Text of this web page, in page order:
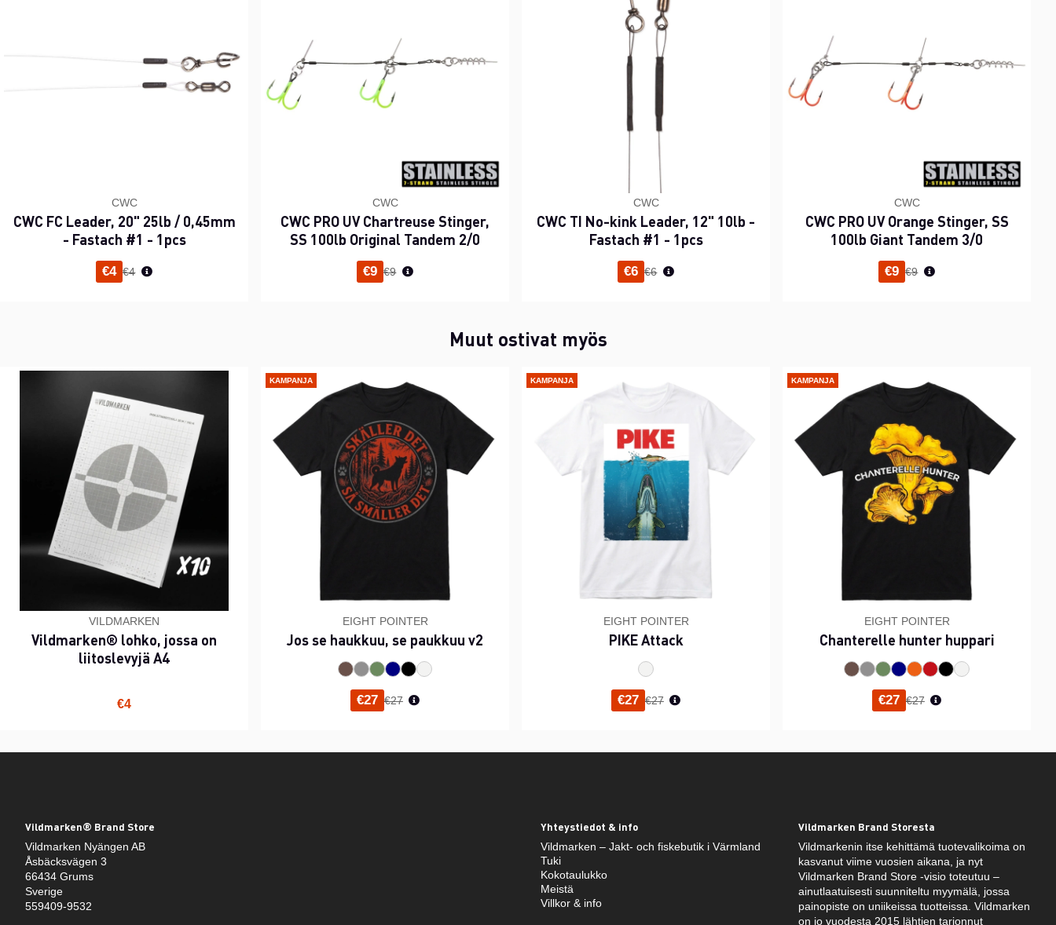
CWC
CWC FC Leader, 20" 25lb / 0,45mm
- Fastach #1 - 1pcs
€4 Normaali hinta
€4
CWC
CWC PRO UV Chartreuse Stinger,
SS 100lb Original Tandem 2/0
€9 Normaali hinta
€9
CWC
CWC TI No-kink Leader, 12" 10lb -
Fastach #1 - 1pcs
€6 Normaali hinta
€6
CWC
CWC PRO UV Orange Stinger, SS
100lb Giant Tandem 3/0
€9 Normaali hinta
€9
Muut ostivat myös
VILDMARKEN
Vildmarken® lohko, jossa on
liitoslevyjä A4
€4
KAMPANJA
EIGHT POINTER
Jos se haukkuu, se paukkuu v2
€27 Normaali hinta
€27
KAMPANJA
EIGHT POINTER
PIKE Attack
€27 Normaali hinta
€27
KAMPANJA
EIGHT POINTER
Chanterelle hunter huppari
€27 Normaali hinta
€27
Vildmarken® Brand Store
Vildmarken Nyängen AB
Åsbäcksvägen 3
66434 Grums
Sverige
559409-9532
Yhteystiedot & info
Vildmarken – Jakt- och fiskebutik i Värmland
Tuki
Kokotaulukko
Meistä
Villkor & info
Vildmarken Brand Storesta
Vildmarkenin itse kehittämä tuotevalikoima on
kasvanut viime vuosien aikana, ja nyt
Vildmarken Brand Store -visio toteutuu –
ainutlaatuisesti suunniteltu myymälä, jossa
painopiste on uniikeissa tuotteissa. Vildmarken
on jo vuodesta 2015 lähtien tarjonnut